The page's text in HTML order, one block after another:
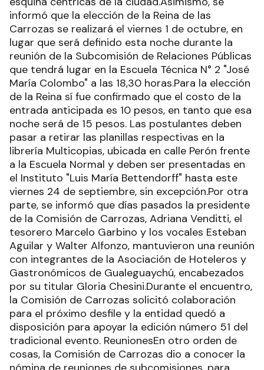
informó que la elección de la Reina de las
Carrozas se realizará el viernes 1 de octubre, en
lugar que será definido esta noche durante la
reunión de la Subcomisión de Relaciones Públicas
que tendrá lugar en la Escuela Técnica N° 2 "José
María Colombo" a las 18,30 horas.Para la elección
de la Reina sí fue confirmado que el costo de la
entrada anticipada es 10 pesos, en tanto que esa
noche será de 15 pesos. Las postulantes deben
pasar a retirar las planillas respectivas en la
librería Multicopias, ubicada en calle Perón frente
a la Escuela Normal y deben ser presentadas en
el Instituto "Luis María Bettendorff" hasta este
viernes 24 de septiembre, sin excepción.Por otra
parte, se informó que días pasados la presidente
de la Comisión de Carrozas, Adriana Venditti, el
tesorero Marcelo Garbino y los vocales Esteban
Aguilar y Walter Alfonzo, mantuvieron una reunión
con integrantes de la Asociación de Hoteleros y
Gastronómicos de Gualeguaychú, encabezados
por su titular Gloria Chesini.Durante el encuentro,
la Comisión de Carrozas solicitó colaboración
para el próximo desfile y la entidad quedó a
disposición para apoyar la edición número 51 del
tradicional evento. ReunionesEn otro orden de
cosas, la Comisión de Carrozas dio a conocer la